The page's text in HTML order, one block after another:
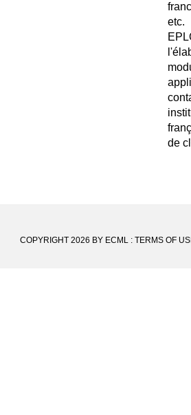
etc.
de
COPYRIGHT 2026 BY ECML : TERMS OF